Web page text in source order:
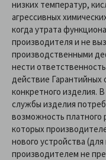
низких температур,
агрессивных
когда утрата
производителя и не
производственными
нести
действие Гарантийных
конкретного изделия.
службы изделия
возможность платного
которых
нового устройства
производителем не